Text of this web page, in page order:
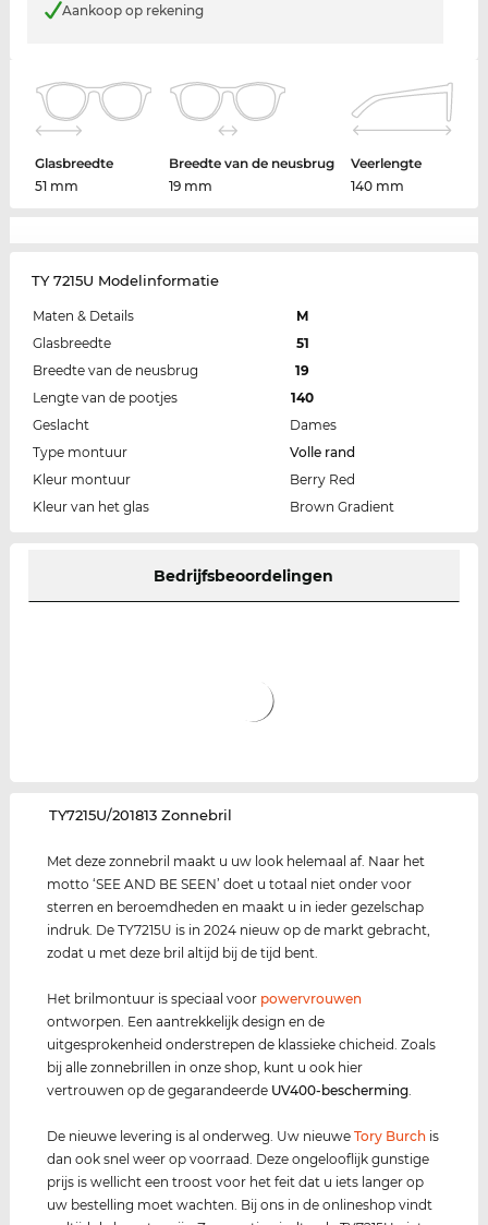
Aankoop op rekening
Glasbreedte
51 mm
Breedte van de neusbrug
19 mm
Veerlengte
140 mm
TY 7215U Modelinformatie
Maten & Details
M
Glasbreedte
51
Breedte van de neusbrug
19
Lengte van de pootjes
140
Geslacht
Dames
Type montuur
Volle rand
Kleur montuur
Berry Red
Kleur van het glas
Brown Gradient
Bedrijfsbeoordelingen
‌TY7215U/201813 Zonnebril
Met deze zonnebril maakt u uw look helemaal af. Naar het
motto ‘SEE AND BE SEEN’ doet u totaal niet onder voor
sterren en beroemdheden en maakt u in ieder gezelschap
indruk. De TY7215U is in 2024 nieuw op de markt gebracht,
zodat u met deze bril altijd bij de tijd bent.
Het brilmontuur is speciaal voor powervrouwen
ontworpen. Een aantrekkelijk design en de
uitgesprokenheid onderstrepen de klassieke chicheid. Zoals
bij alle zonnebrillen in onze shop, kunt u ook hier
vertrouwen op de gegarandeerde UV400-bescherming.
De nieuwe levering is al onderweg. Uw nieuweTory Burch is
dan ook snel weer op voorraad. Deze ongelooflijk gunstige
prijs is wellicht een troost voor het feit dat u iets langer op
uw bestelling moet wachten. Bij ons in de onlineshop vindt